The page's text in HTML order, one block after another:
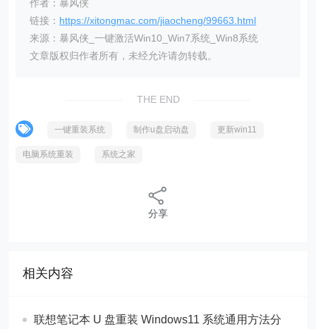
作者：暴风侠
链接： https://xitongmac.com/jiaocheng/99663.html
来源：暴风侠_一键激活Win10_Win7系统_Win8系统
文章版权归作者所有，未经允许请勿转载。
THE END
一键重装系统 制作u盘启动盘 更新win11
电脑系统重装 系统之家
分享
相关内容
联想笔记本 U 盘重装 Windows11 系统通用方法分